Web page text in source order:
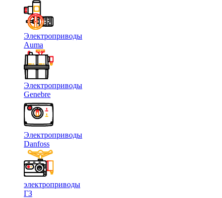
Электроприводы
Auma
Электроприводы
Genebre
Электроприводы
Danfoss
электроприводы
ГЗ